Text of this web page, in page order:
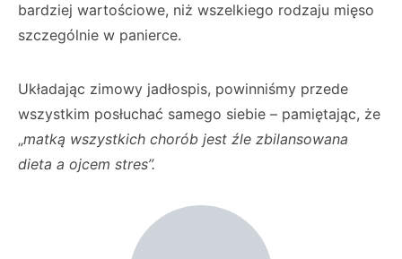
bardziej wartościowe, niż wszelkiego rodzaju mięso
szczególnie w panierce.
Układając zimowy jadłospis, powinniśmy przede
wszystkim posłuchać samego siebie – pamiętając, że
„matką wszystkich chorób jest źle zbilansowana
dieta a ojcem stres”.